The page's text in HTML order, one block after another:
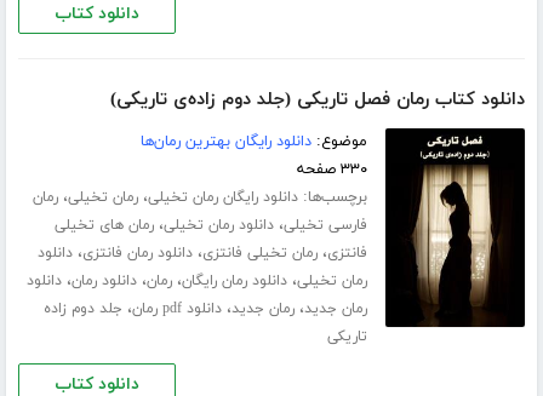
دانلود کتاب
دانلود کتاب رمان فصل تاریکی (جلد دوم زاده‌ی تاریکی)
موضوع:دانلود رایگان بهترین رمان‌ها
۳۳۰ صفحه
برچسب‌ها:دانلود رایگان رمان تخیلی،رمان تخیلی،رمان
فارسی تخیلی،دانلود رمان تخیلی،رمان های تخیلی
فانتزی،رمان تخیلی فانتزی،دانلود رمان فانتزی،دانلود
رمان تخیلی،دانلود رمان رایگان،رمان،دانلود رمان،دانلود
رمان جدید،رمان جدید،دانلود pdf رمان ، جلد دوم زاده
تاریکی
دانلود کتاب